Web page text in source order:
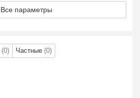
Все параметры
(0) Частные (0)